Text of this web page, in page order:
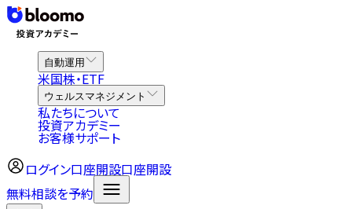
自動運用
米国株・ETF
ウェルスマネジメント
私たちについて
投資アカデミー
お客様サポート
ログイン口座開設口座開設
無料相談を予約